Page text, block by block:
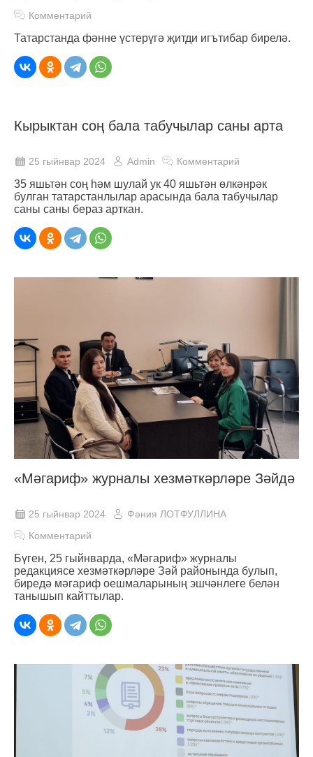
Комментарий
Татарстанда фәнне үстерүгә җитди игътибар бирелә.
Кырыктан соң бала табучылар саны арта
25 гыйнвар 2024 Admin Комментарий
35 яшьтән соң һәм шулай ук 40 яшьтән өлкәнрәк
булган татарстанлылар арасында бала табучылар
саны саны бераз арткан.
«Мәгариф» журналы хезмәткәрләре Зәйдә
25 гыйнвар 2024
Фәния ЛОТФУЛЛИНА
Комментарий
Бүген, 25 гыйнварда, «Мәгариф» журналы
редакциясе хезмәткәрләре Зәй районында булып,
биредә мәгариф оешмаларының эшчәнлеге белән
танышып кайттылар.